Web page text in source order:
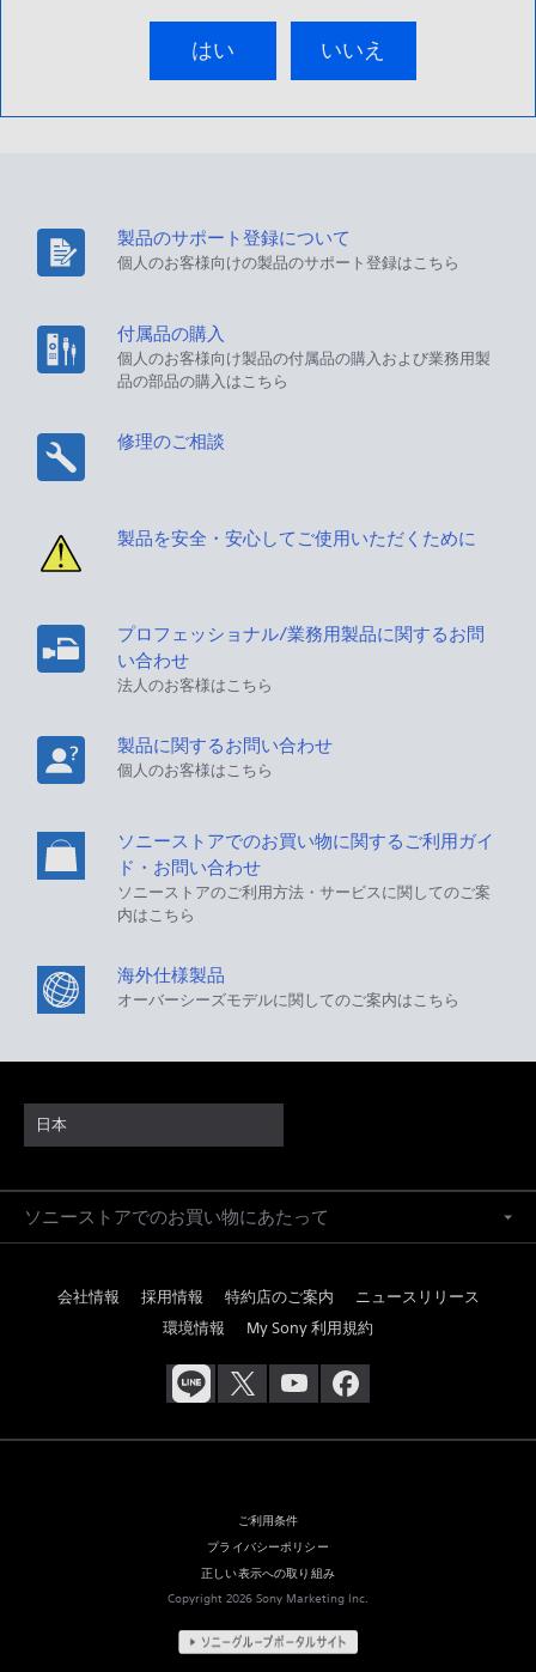
はい いいえ
製品のサポート登録について
個人のお客様向けの製品のサポート登録はこちら
付属品の購入
個人のお客様向け製品の付属品の購入および業務用製
品の部品の購入はこちら
修理のご相談
製品を安全・安心してご使用いただくために
プロフェッショナル/業務用製品に関するお問
い合わせ
法人のお客様はこちら
製品に関するお問い合わせ
個人のお客様はこちら
ソニーストアでのお買い物に関するご利用ガイ
ド・お問い合わせ
ソニーストアのご利用方法・サービスに関してのご案
内はこちら
海外仕様製品
オーバーシーズモデルに関してのご案内はこちら
日本
ソニーストアでのお買い物にあたって
会社情報 採用情報 特約店のご案内
ニュースリリース
環境情報
My Sony 利用規約
ご利用条件
プライバシーポリシー
正しい表示への取り組み
Copyright 2026 Sony Marketing Inc.